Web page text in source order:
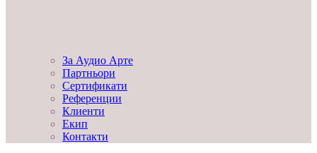
За Аудио Арте
Партньори
Сертификати
Референции
Клиенти
Екип
Контакти